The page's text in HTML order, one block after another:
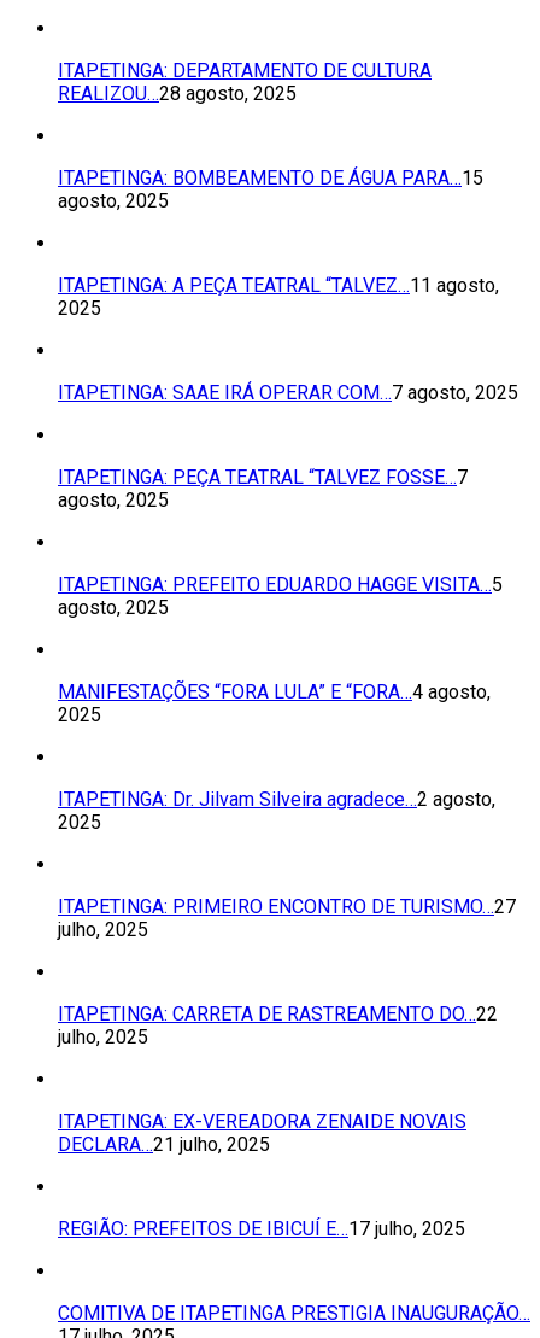
ITAPETINGA: DEPARTAMENTO DE CULTURA
REALIZOU…28 agosto, 2025
ITAPETINGA: BOMBEAMENTO DE ÁGUA PARA…15
agosto, 2025
ITAPETINGA: A PEÇA TEATRAL “TALVEZ…11 agosto,
2025
ITAPETINGA: SAAE IRÁ OPERAR COM…7 agosto, 2025
ITAPETINGA: PEÇA TEATRAL “TALVEZ FOSSE…7
agosto, 2025
ITAPETINGA: PREFEITO EDUARDO HAGGE VISITA…5
agosto, 2025
MANIFESTAÇÕES “FORA LULA” E “FORA…4 agosto,
2025
ITAPETINGA: Dr. Jilvam Silveira agradece…2 agosto,
2025
ITAPETINGA: PRIMEIRO ENCONTRO DE TURISMO…27
julho, 2025
ITAPETINGA: CARRETA DE RASTREAMENTO DO…22
julho, 2025
ITAPETINGA: EX-VEREADORA ZENAIDE NOVAIS
DECLARA…21 julho, 2025
REGIÃO: PREFEITOS DE IBICUÍ E…17 julho, 2025
COMITIVA DE ITAPETINGA PRESTIGIA INAUGURAÇÃO…